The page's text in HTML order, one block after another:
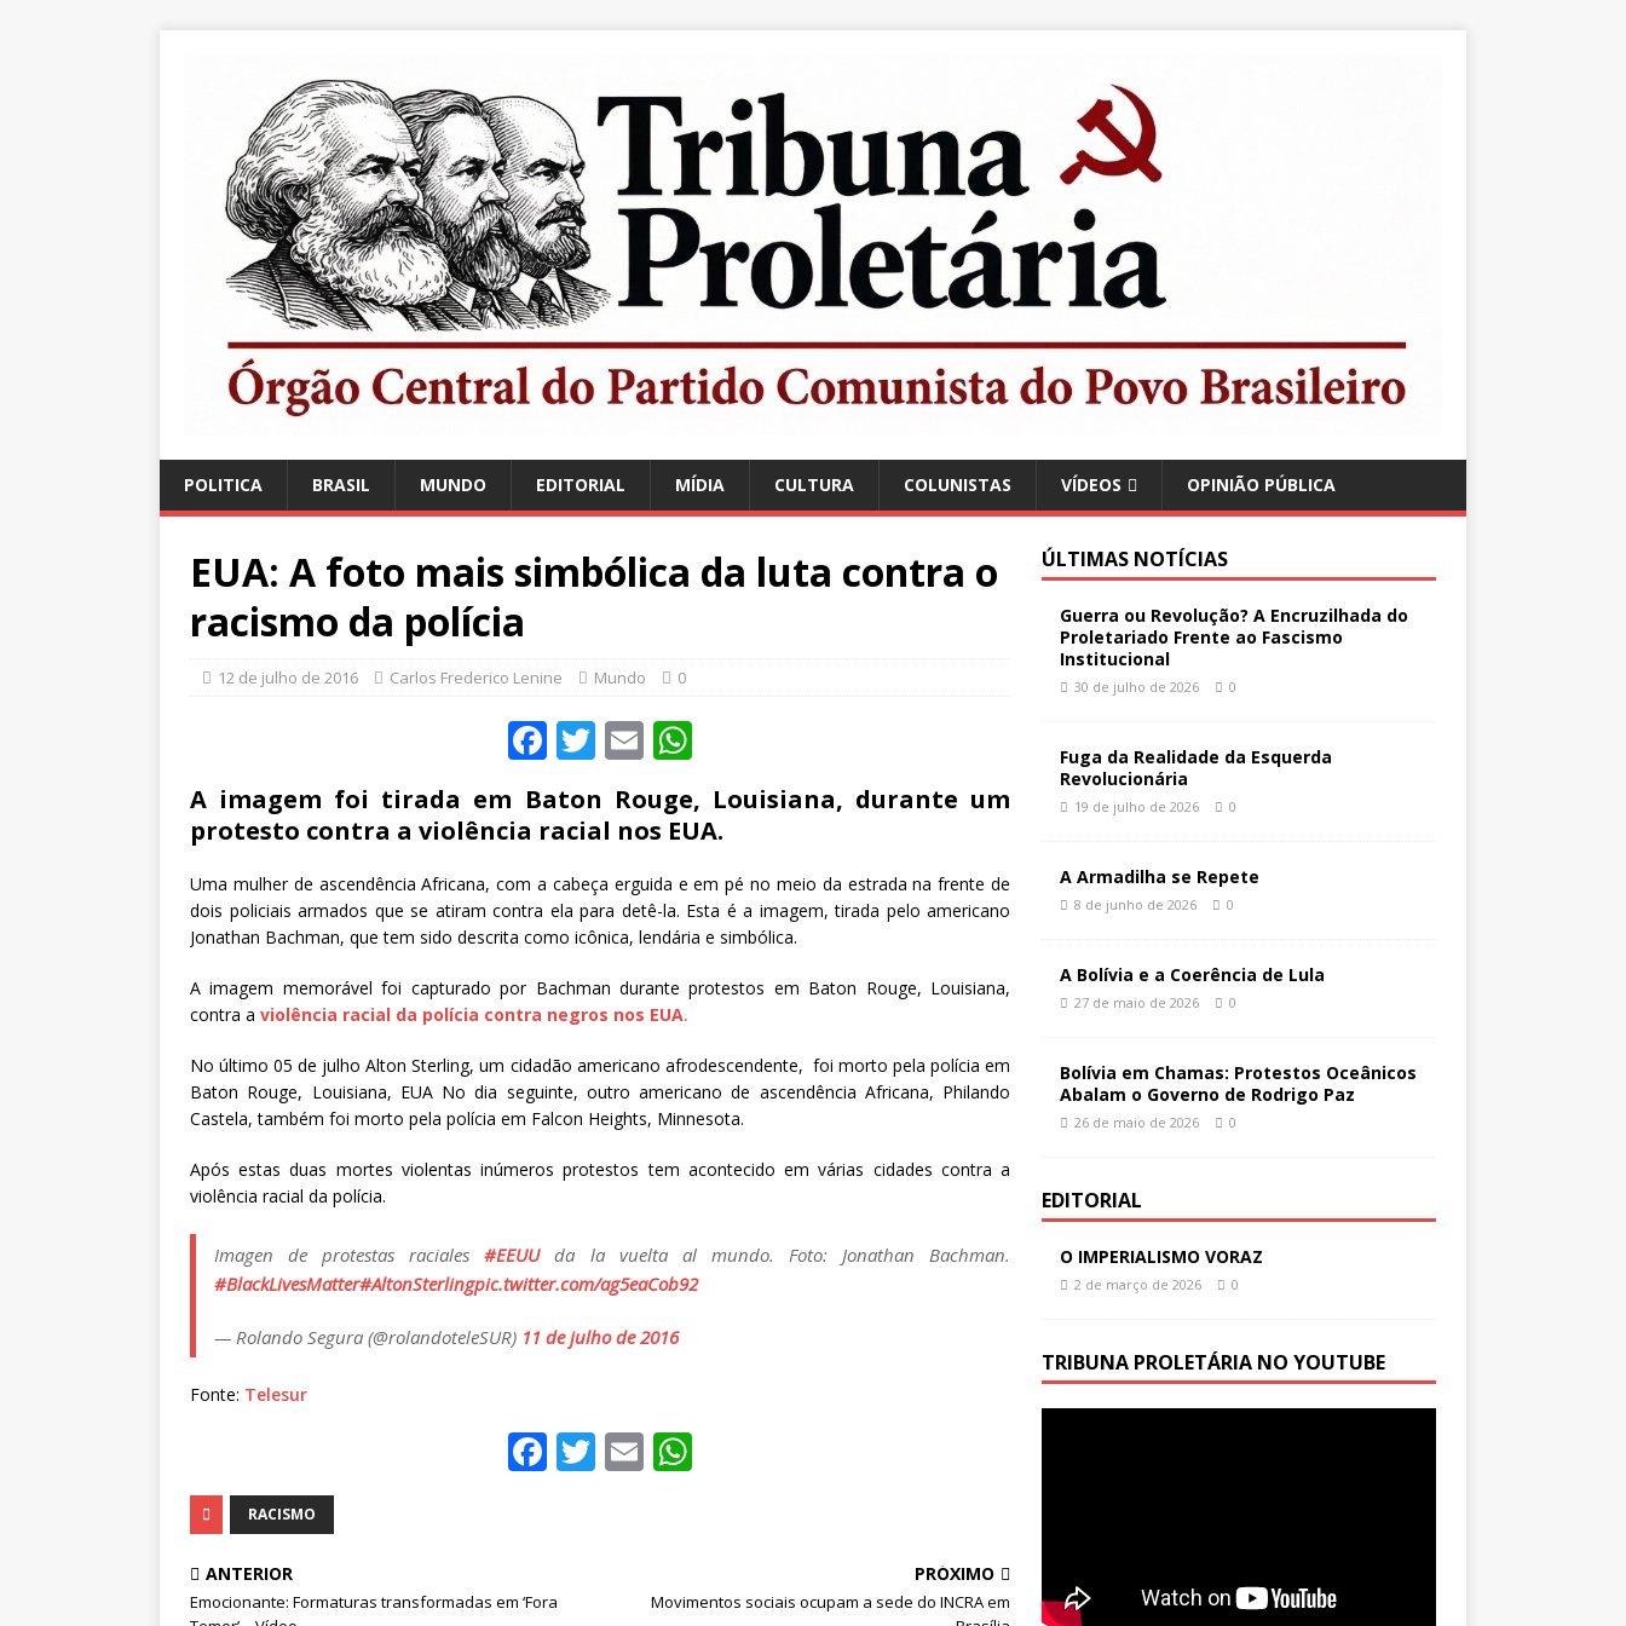
POLITICA BRASIL MUNDO EDITORIAL MÍDIA CULTURA COLUNISTAS VÍDEOS OPINIÃO PÚBLICA
EUA: A foto mais simbólica da luta contra o
racismo da polícia
12 de julho de 2016 Carlos Frederico Lenine Mundo 0
F
a
c
e
b
o
o
k
T
w
it
te
r
E
ai
l
h
at
s
A
p
p
A imagem foi tirada em Baton Rouge, Louisiana, durante um
protesto contra a violência racial nos EUA.
Uma mulher de ascendência Africana, com a cabeça erguida e em pé no meio da estrada na frente de
dois policiais armados que se atiram contra ela para detê-la. Esta é a imagem, tirada pelo americano
Jonathan Bachman, que tem sido descrita como icônica, lendária e simbólica.
A imagem memorável foi capturado por Bachman durante protestos em Baton Rouge, Louisiana,
contra a violência racial da polícia contra negros nos EUA.
No último 05 de julho Alton Sterling, um cidadão americano afrodescendente, foi morto pela polícia em
Baton Rouge, Louisiana, EUA No dia seguinte, outro americano de ascendência Africana, Philando
Castela, também foi morto pela polícia em Falcon Heights, Minnesota.
Após estas duas mortes violentas inúmeros protestos tem acontecido em várias cidades contra a
violência racial da polícia.
Imagen de protestas raciales#EEUUda la vuelta al mundo. Foto: Jonathan Bachman.
#BlackLivesMatter#AltonSterlingpic.twitter.com/ag5eaCob92
— Rolando Segura (@rolandoteleSUR) 11 de julho de 2016
Fonte: Telesur
F
b
T E
A
RACISMO
ANTERIOR
Emocionante: Formaturas transformadas em ‘Fora
PRÓXIMO
Movimentos sociais ocupam a sede do INCRA em
ÚLTIMAS NOTÍCIAS
Guerra ou Revolução? A Encruzilhada do
Proletariado Frente ao Fascismo
Institucional
30 de julho de 2026 0
Fuga da Realidade da Esquerda
Revolucionária
19 de julho de 2026 0
A Armadilha se Repete
8 de junho de 2026 0
A Bolívia e a Coerência de Lula
27 de maio de 2026 0
Bolívia em Chamas: Protestos Oceânicos
Abalam o Governo de Rodrigo Paz
26 de maio de 2026 0
EDITORIAL
O IMPERIALISMO VORAZ
2 de março de 2026 0
TRIBUNA PROLETÁRIA NO YOUTUBE